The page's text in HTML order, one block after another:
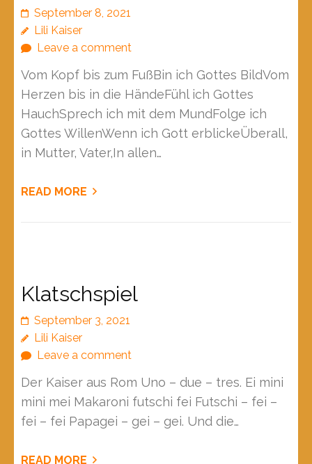
September 8, 2021
Lili Kaiser
Leave a comment
Vom Kopf bis zum FußBin ich Gottes BildVom
Herzen bis in die HändeFühl ich Gottes
HauchSprech ich mit dem MundFolge ich
Gottes WillenWenn ich Gott erblickeÜberall,
in Mutter, Vater,In allen…
READ MORE
Klatschspiel
September 3, 2021
Lili Kaiser
Leave a comment
Der Kaiser aus Rom Uno – due – tres. Ei mini
mini mei Makaroni futschi fei Futschi – fei –
fei – fei Papagei – gei – gei. Und die…
READ MORE